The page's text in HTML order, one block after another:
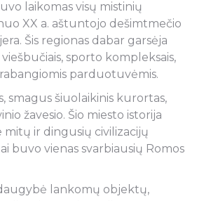
laikomas visų mistinių
XX a. aštuntojo dešimtmečio
Šis regionas dabar garsėja
sporto kompleksais,
parduotuvėmis.
smagus šiuolaikinis kurortas,
žavesio. Šio miesto istorija
mitų ir dingusių civilizacijų
buvo vienas svarbiausių Romos
lankomų objektų,